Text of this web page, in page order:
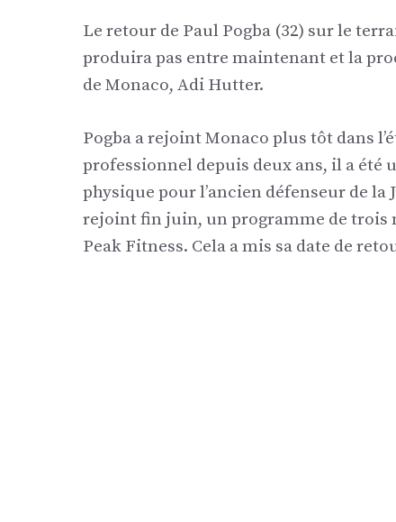
Le retour de Paul Pogba (32) sur le
produira pas entre maintenant et la
de Monaco, Adi Hutter.
Pogba a rejoint Monaco plus tôt dans
professionnel depuis deux ans, il a
physique pour l’ancien défenseur de la
rejoint fin juin, un programme de trois
Peak Fitness. Cela a mis sa date de